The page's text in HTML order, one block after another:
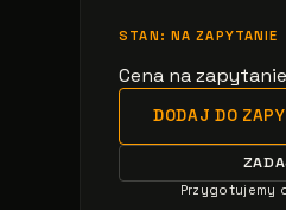
STAN: NA ZAPYTANIE
Cena na zapytanie
DODAJ DO
Przygotujemy